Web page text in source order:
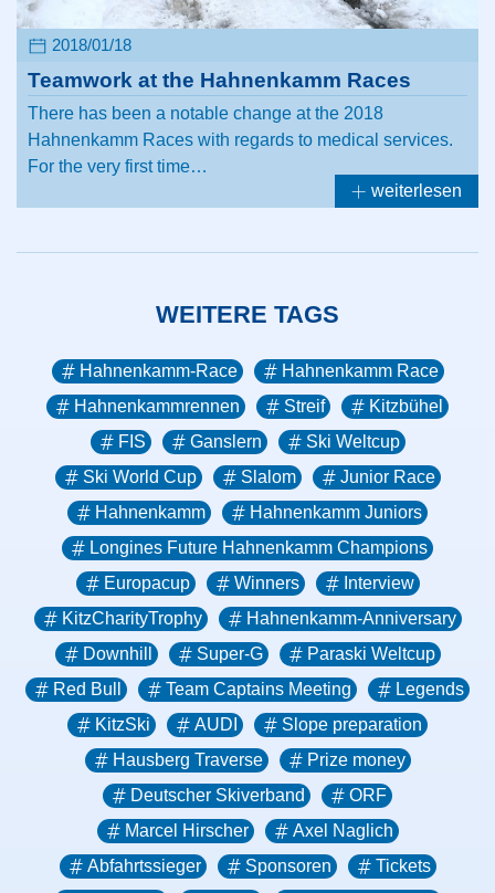
2018/01/18
Teamwork at the Hahnenkamm Races
There has been a notable change at the 2018
Hahnenkamm Races with regards to medical services.
For the very first time…
weiterlesen
WEITERE TAGS
Hahnenkamm-Race
Hahnenkamm Race
Hahnenkammrennen
Streif
Kitzbühel
FIS
Ganslern
Ski Weltcup
Ski World Cup
Slalom
Junior Race
Hahnenkamm
Hahnenkamm Juniors
Longines Future Hahnenkamm Champions
Europacup
Winners
Interview
KitzCharityTrophy
Hahnenkamm-Anniversary
Downhill
Super-G
Paraski Weltcup
Red Bull
Team Captains Meeting
Legends
KitzSki
AUDI
Slope preparation
Hausberg Traverse
Prize money
Deutscher Skiverband
ORF
Marcel Hirscher
Axel Naglich
Abfahrtssieger
Sponsoren
Tickets